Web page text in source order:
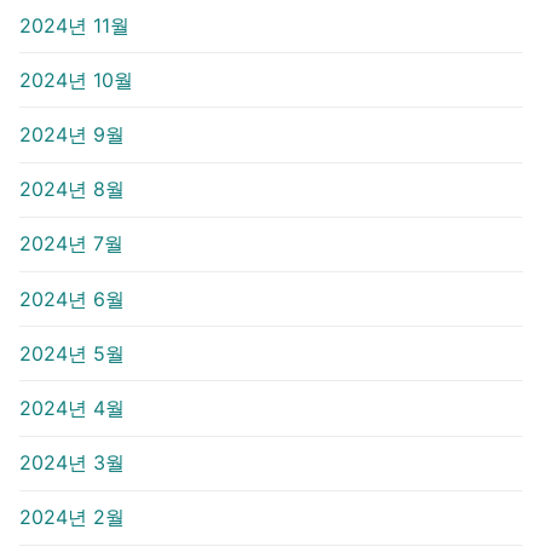
2024년 11월
2024년 10월
2024년 9월
2024년 8월
2024년 7월
2024년 6월
2024년 5월
2024년 4월
2024년 3월
2024년 2월